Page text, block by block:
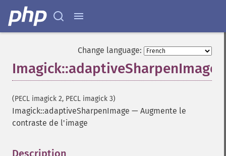
Change language:
Imagick::adaptiveSharpenImage
(PECL imagick 2, PECL imagick 3)
Imagick::adaptiveSharpenImage — Augmente le
contraste de l'image
Description